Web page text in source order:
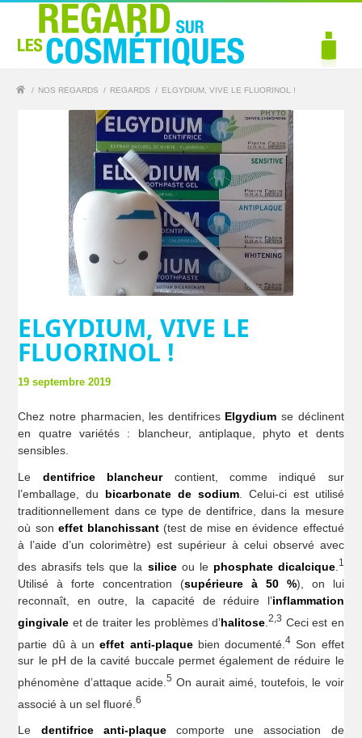
/ NOS REGARDS / REGARDS / ELGYDIUM, VIVE LE FLUORINOL !
ELGYDIUM, VIVE LE
FLUORINOL !
19 septembre 2019
Chez notre pharmacien, les dentifrices Elgydium se déclinent
en quatre variétés : blancheur, antiplaque, phyto et dents
sensibles.
Le dentifrice blancheurcontient, comme indiqué sur
l’emballage, du bicarbonate de sodium. Celui-ci est utilisé
traditionnellement dans ce type de dentifrice, dans la mesure
où son effet blanchissant(test de mise en évidence effectué
à l’aide d’un colorimètre) est supérieur à celui observé avec
des abrasifs tels que la siliceou le phosphate dicalcique. 1
Utilisé à forte concentration (supérieure à 50 %), on lui
reconnaît, en outre, la capacité de réduire l’inflammation
gingivale et de traiter les problèmes d’halitose .2,3 Ceci est en
partie dû à uneffet anti-plaquebien documenté.4 Son effet
sur le pH de la cavité buccale permet également de réduire le
phénomène d’attaque acide. 5 On aurait aimé, toutefois, le voir
associé à un sel fluoré.6
Le dentifrice anti-plaquecomporte une association de